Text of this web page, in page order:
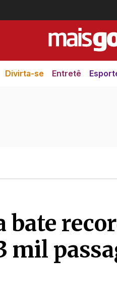
Divirta-se Entretê
bate
mil